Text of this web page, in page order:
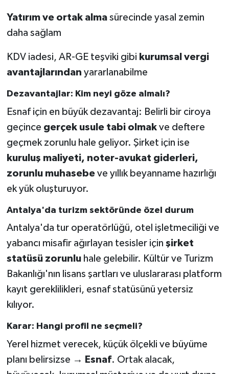
Yatırım ve ortak almasürecinde yasal zemin
daha sağlam
KDV iadesi, AR-GE teşviki gibi kurumsal vergi
avantajlarından yararlanabilme
Dezavantajlar: Kim neyi göze almalı?
Esnaf için en büyük dezavantaj: Belirli bir ciroya
geçince gerçek usule tabi olmakve deftere
geçmek zorunlu hale geliyor. Şirket için ise
kuruluş maliyeti, noter-avukat giderleri,
zorunlu muhasebeve yıllık beyanname hazırlığı
ek yük oluşturuyor.
Antalya'da turizm sektöründe özel durum
Antalya'da tur operatörlüğü, otel işletmeciliği ve
yabancı misafir ağırlayan tesisler için şirket
statüsü zorunluhale gelebilir. Kültür ve Turizm
Bakanlığı'nın lisans şartları ve uluslararası platform
kayıt gereklilikleri, esnaf statüsünü yetersiz
kılıyor.
Karar: Hangi profil ne seçmeli?
Yerel hizmet verecek, küçük ölçekli ve büyüme
planı belirsizse → Esnaf. Ortak alacak,